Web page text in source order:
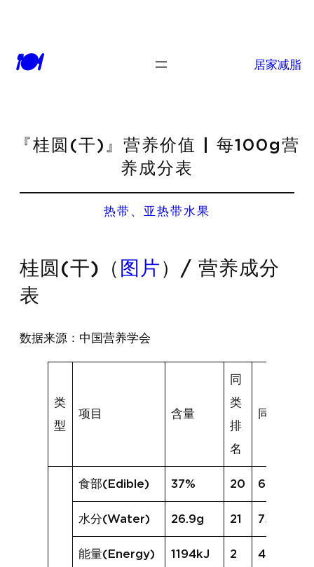
🍽 居家减脂
『桂圆(干)』营养价值 | 每100g营
养成分表
热带、亚热带水果
桂圆(干)（ 图片 ）/ 营养成分
表
数据来源：中国营养学会
类
型
项目 含量
同
类
排
名
同类均值
食部(Edible) 37% 20 68%
水分(Water) 26.9g 21 75.5g
能量(Energy) 1194kJ 2 420kJ